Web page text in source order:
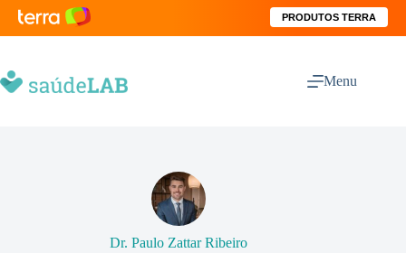
PRODUTOS TERRA
Menu
Dr. Paulo Zattar Ribeiro